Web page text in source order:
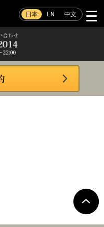
日本 EN 中文